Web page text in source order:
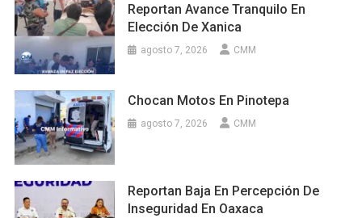
Reportan Avance Tranquilo En
Elección De Xanica
agosto 7, 2026 CMM
Chocan Motos En Pinotepa
agosto 7, 2026 CMM
Reportan Baja En Percepción De
Inseguridad En Oaxaca